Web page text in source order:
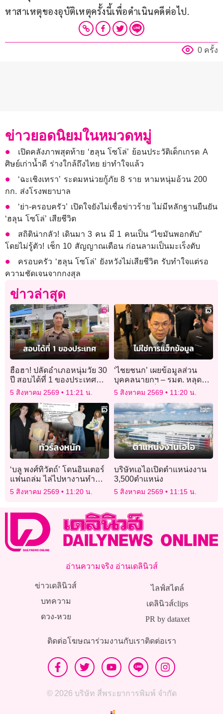
หาสาเหตุของอุบัติเหตุครั้งนี้เพื่อดำเนินคดีต่อไป.
0 ครั้ง
ข่าวยอดนิยมในหมวดหมู่
เปิดคลังภาพสุดท้าย ‘ฮลุน โซโล่’ ย้อนประวัติเด็กเกรด A
ศิษย์เก่าน้ำดี ร่างใกล้ถึงไทย ย่าทำใจแล้ว
‘ฉะเชิงเทรา’ ระดมหน่วยกู้ภัย 8 ราย หามหนุ่มอ้วน 200
กก. ส่งโรงพยาบาล
‘ย่า-ครอบครัว’ เปิดใจยังไม่เชื่อข่าวร้าย ไม่มีหลักฐานยืนยัน
‘ฮลุน โซโล่’ เสียชีวิต
สถิติน่ากลัว! เดินมา 3 คน มี 1 คนเป็น “ไขมันพอกตับ”
โดยไม่รู้ตัว! เช็ก 10 สัญญาณเตือน ก่อนลามเป็นมะเร็งตับ
ครอบครัว ‘ฮลุน โซโล่’ ยังหวังไม่เสียชีวิต รับทำใจแต่รอ
ความชัดเจนจากกงสุล
ข่าวล่าสุด
ฮือฮา! ปลัดอำเภอหนุ่มวัย 30
ปี สอบได้ที่ 1 ของประเทศ
รายงานตัว ‘อำเภอชายแดน’
5 สิงหาคม 2569 11:21 น.
‘ไชยชนก’ เผยข้อมูลส่วน
บุคคลนายกฯ – รมต. หลุด
ไม่ใช่การแฮ็ก พบใช้ IP เดียว
5 สิงหาคม 2569 11:20 น.
‘บลู พงศ์ทิวัตถ์’ โดนอินเตอร์
แฟนถล่ม ไล่ไปหางานทำ
หลังลือซุ่มคบ ‘ลิซ่า’ คอยตาม
5 สิงหาคม 2569 11:20 น.
บริษัทเอไอเปิดตำแหน่งงาน
3,500ตำแหน่ง
5 สิงหาคม 2569 11:15 น.
อ่านความจริง อ่านเดลินิวส์
ข่าวเดลินิวส์
บทความ
ดวง-หวย
ไลฟ์สไตล์
เดลินิวส์clips
PR by dataxet
ติดต่อโฆษณาร่วมงานกับเราติดต่อเรา
© 2026 บริษัท สี่พระยาการพิมพ์ จำกัด